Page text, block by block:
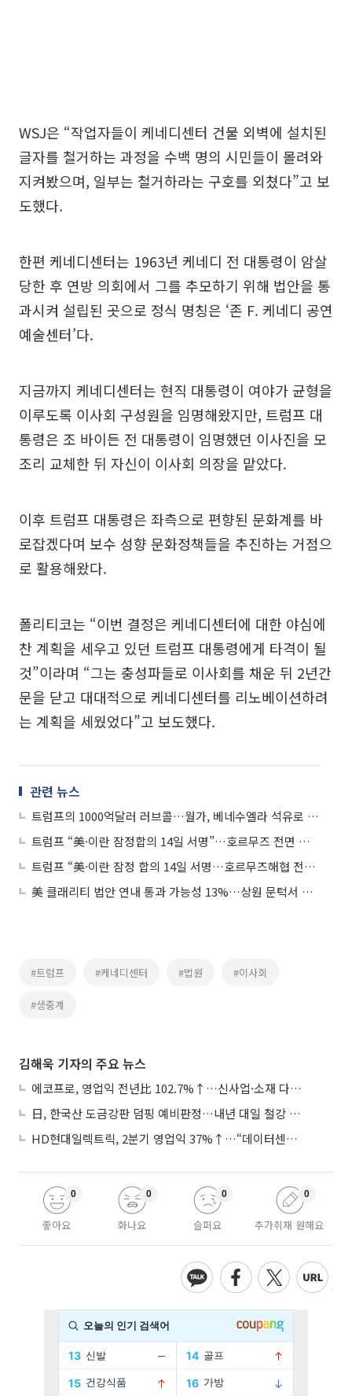
WSJ은 “작업자들이 케네디센터 건물 외벽에 설치된
글자를 철거하는 과정을 수백 명의 시민들이 몰려와
지켜봤으며, 일부는 철거하라는 구호를 외쳤다”고 보
도했다.
한편 케네디센터는 1963년 케네디 전 대통령이 암살
당한 후 연방 의회에서 그를 추모하기 위해 법안을 통
과시켜 설립된 곳으로 정식 명칭은 ‘존 F. 케네디 공연
예술센터’다.
지금까지 케네디센터는 현직 대통령이 여야가 균형을
이루도록 이사회 구성원을 임명해왔지만, 트럼프 대
통령은 조 바이든 전 대통령이 임명했던 이사진을 모
조리 교체한 뒤 자신이 이사회 의장을 맡았다.
이후 트럼프 대통령은 좌측으로 편향된 문화계를 바
로잡겠다며 보수 성향 문화정책들을 추진하는 거점으
로 활용해왔다.
폴리티코는 “이번 결정은 케네디센터에 대한 야심에
찬 계획을 세우고 있던 트럼프 대통령에게 타격이 될
것”이라며 “그는 충성파들로 이사회를 채운 뒤 2년간
문을 닫고 대대적으로 케네디센터를 리노베이션하려
는 계획을 세웠었다”고 보도했다.
관련 뉴스
트럼프의 1000억달러 러브콜…월가, 베네수엘라 석유로 몰린다
트럼프 “美·이란 잠정합의 14일 서명”…호르무즈 전면 개방 예고
트럼프 “美·이란 잠정 합의 14일 서명…호르무즈해협 전면 개방”
美 클래리티 법안 연내 통과 가능성 13%…상원 문턱서 제동
#트럼프 #케네디센터 #법원 #이사회
#생중계
김해욱 기자의 주요 뉴스
에코프로, 영업익 전년比 102.7%↑…신사업·소재 다각화 박차
日, 한국산 도금강판 덤핑 예비판정…내년 대일 철강 수출 ‘빨간불’
HD현대일렉트릭, 2분기 영업익 37%↑…“데이터센터 사업, 새로운 성장 축”
좋아요
0
화나요
0
슬퍼요
0
추가취재 원해요
0